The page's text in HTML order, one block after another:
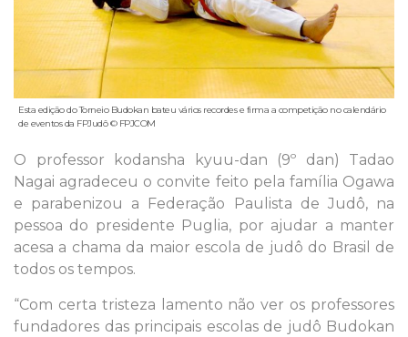
Esta edição do Torneio Budokan bateu vários recordes e firma a competição no calendário
de eventos da FPJudô © FPJCOM
O professor kodansha kyuu-dan (9º dan) Tadao
Nagai agradeceu o convite feito pela família Ogawa
e parabenizou a Federação Paulista de Judô, na
pessoa do presidente Puglia, por ajudar a manter
acesa a chama da maior escola de judô do Brasil de
todos os tempos.
“Com certa tristeza lamento não ver os professores
fundadores das principais escolas de judô Budokan